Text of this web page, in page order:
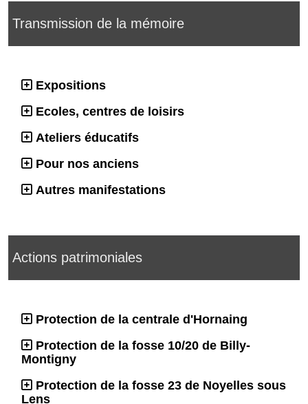
Transmission de la mémoire
Expositions
Ecoles, centres de loisirs
Ateliers éducatifs
Pour nos anciens
Autres manifestations
Actions patrimoniales
Protection de la centrale d'Hornaing
Protection de la fosse 10/20 de Billy-
Montigny
Protection de la fosse 23 de Noyelles sous
Lens